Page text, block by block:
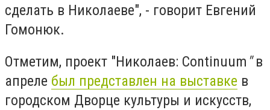
сделать в Николаеве", - говорит Евгений
Гомонюк.
Отметим, проект "Николаев: Continuum "в
апреле был представлен на выставке в
городском Дворце культуры и искусств,